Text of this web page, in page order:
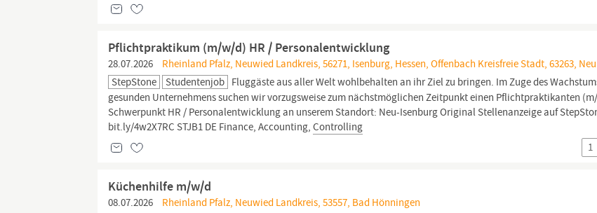
Pflichtpraktikum (m/w/d) HR / Personalentwicklung
28.07.2026
Rheinland Pfalz, Neuwied Landkreis, 56271, Isenburg, Hessen, Offenbach Kreisfreie Stadt, 63263,
StepStone
Studentenjob Fluggäste aus aller Welt wohlbehalten an ihr Ziel zu bringen. Im Zuge des
gesunden Unternehmens suchen wir vorzugsweise zum nächstmöglichen Zeitpunkt einen Pflichtpraktikanten
Schwerpunkt HR / Personalentwicklung an unserem Standort: Neu-Isenburg Original Stellenanzeige auf
bit.ly/4w2X7RC STJB1 DE Finance, Accounting,Controlling
1
Küchenhilfe m/w/d
08.07.2026
Rheinland Pfalz, Neuwied Landkreis, 53557, Bad Hönningen